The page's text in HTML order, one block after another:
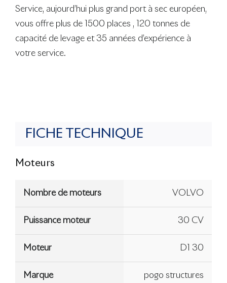
Service, aujourd’hui plus grand port à sec européen,
vous offre plus de 1500 places , 120 tonnes de
capacité de levage et 35 années d’expérience à
votre service.
FICHE TECHNIQUE
Moteurs
Nombre de moteurs VOLVO
Puissance moteur 30 CV
Moteur D1 30
Marque pogo structures